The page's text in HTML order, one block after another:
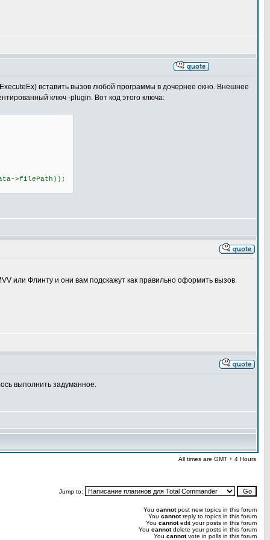
вставить вызов любой программы в дочернее окно. Внешнее
ключ -plugin. Вот код этого ключа:
>filePath));
или Флинту и они вам подскажут как правильно оформить вызов.
выполнить задуманное.
All times are GMT + 4 Hours
Jump to:
You cannotpost new topics in this forum
You cannotreply to topics in this forum
You cannotedit your posts in this forum
You cannotdelete your posts in this forum
You cannotvote in polls in this forum